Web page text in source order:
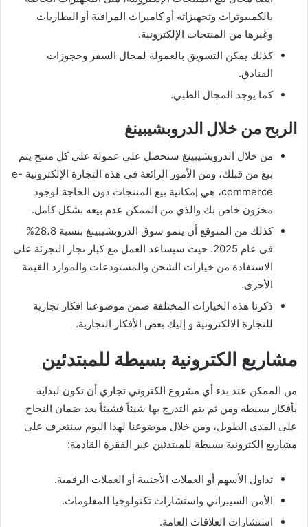
بالكمبيوترات وتجهيزاته أو كاميرات المراقبة أو البطاريات
وغيرها من المنتجات الإلكترونية.
كذلك يمكن التسويق بالعمولة لمجال السفر وحجوزات
الفنادق.
كما يوجد المجال الطبي.
الربح من خلال الدروبشيبينغ
من خلال الدروبشيبينغ ستحصل على عمولة على كل منتج يتم
بيع من قبلك، ومن الأمور الرائعة في هذه التجارة الإلكترونية e-
commerce، هي إمكانية بيع المنتجات دون الحاجة لوجود
مخزون خاص بك والذي من الممكن عدم بيعه بشكل كامل.
كذلك من المتوقع أن ينمو سوق الدروبشيبينغ بنسبة 28،8%
في عام 2025. حيث سيساعد العمل مع كبار تجار التجزئة على
الاستفادة من خيارات الشحن والمستودعات والموارد القيمة
الأخرى.
ذكرنا هذه الخيارات المختلفة ضمن موضوعنا افكار تجارية
للتجارة الالكترونية و إليك بعض الأفكار التجارية.
مشاريع الكترونية بسيطة للمبتدئين
من الممكن عند بدء أي مشروع الكتروني تجاري أن تكون لبداية
بأفكار بسيطة ومن ثم يتم التدرج بها شيئاً فشيئاً بعد ضمان النجاح
على المدى الطويل، ومن خلال موضوعنا لهذا اليوم سنتعرف على
مشاريع الكترونية بسيطة للمبتدئين عبر الفقرة القادمة:
تداول الأسهم أو العملات الأجنبية أو العملات الرقمية.
الأمن السيبراني واستشارات تكنولوجيا المعلومات.
استشارات العلاقات العامة.